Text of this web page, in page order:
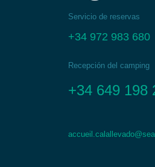
Servicio de reservas
+34 972 983 680
Recepción del camping
+34 649 198